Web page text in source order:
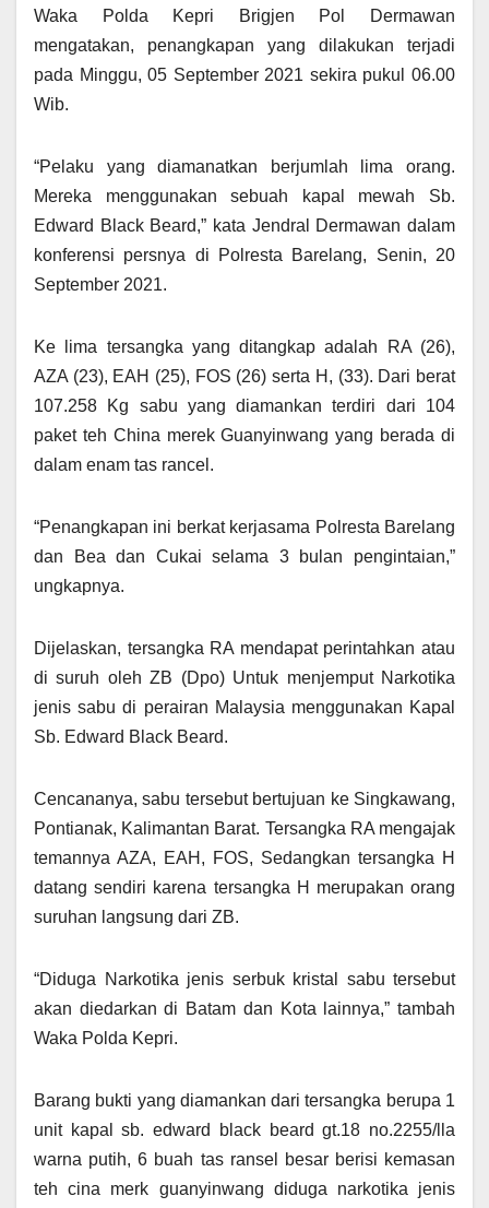
Waka Polda Kepri Brigjen Pol Dermawan
mengatakan, penangkapan yang dilakukan terjadi
pada Minggu, 05 September 2021 sekira pukul 06.00
Wib.
“Pelaku yang diamanatkan berjumlah lima orang.
Mereka menggunakan sebuah kapal mewah Sb.
Edward Black Beard,” kata Jendral Dermawan dalam
konferensi persnya di Polresta Barelang, Senin, 20
September 2021.
Ke lima tersangka yang ditangkap adalah RA (26),
AZA (23), EAH (25), FOS (26) serta H, (33). Dari berat
107.258 Kg sabu yang diamankan terdiri dari 104
paket teh China merek Guanyinwang yang berada di
dalam enam tas rancel.
“Penangkapan ini berkat kerjasama Polresta Barelang
dan Bea dan Cukai selama 3 bulan pengintaian,”
ungkapnya.
Dijelaskan, tersangka RA mendapat perintahkan atau
di suruh oleh ZB (Dpo) Untuk menjemput Narkotika
jenis sabu di perairan Malaysia menggunakan Kapal
Sb. Edward Black Beard.
Cencananya, sabu tersebut bertujuan ke Singkawang,
Pontianak, Kalimantan Barat. Tersangka RA mengajak
temannya AZA, EAH, FOS, Sedangkan tersangka H
datang sendiri karena tersangka H merupakan orang
suruhan langsung dari ZB.
“Diduga Narkotika jenis serbuk kristal sabu tersebut
akan diedarkan di Batam dan Kota lainnya,” tambah
Waka Polda Kepri.
Barang bukti yang diamankan dari tersangka berupa 1
unit kapal sb. edward black beard gt.18 no.2255/lla
warna putih, 6 buah tas ransel besar berisi kemasan
teh cina merk guanyinwang diduga narkotika jenis